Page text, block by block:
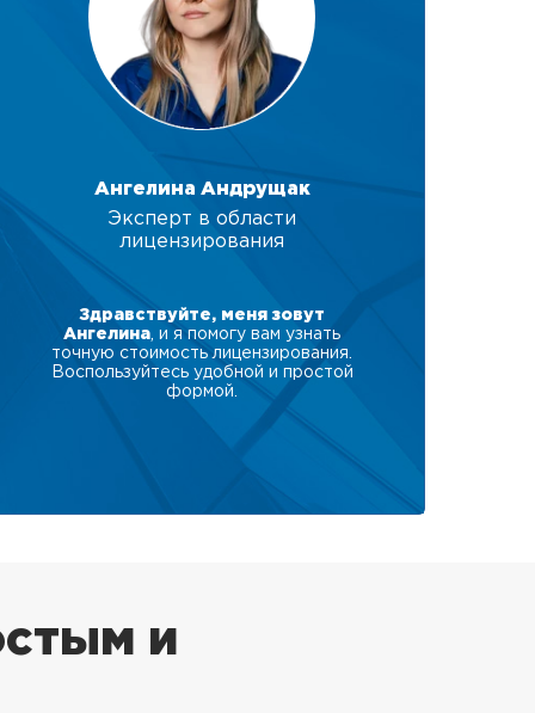
Ангелина Андрущак
Эксперт в области
лицензирования
Здравствуйте, меня зовут
Ангелина , и я помогу вам узнать
точную стоимость лицензирования.
Воспользуйтесь удобной и простой
формой.
и